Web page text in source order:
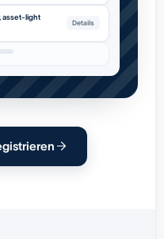
asset-light
Details